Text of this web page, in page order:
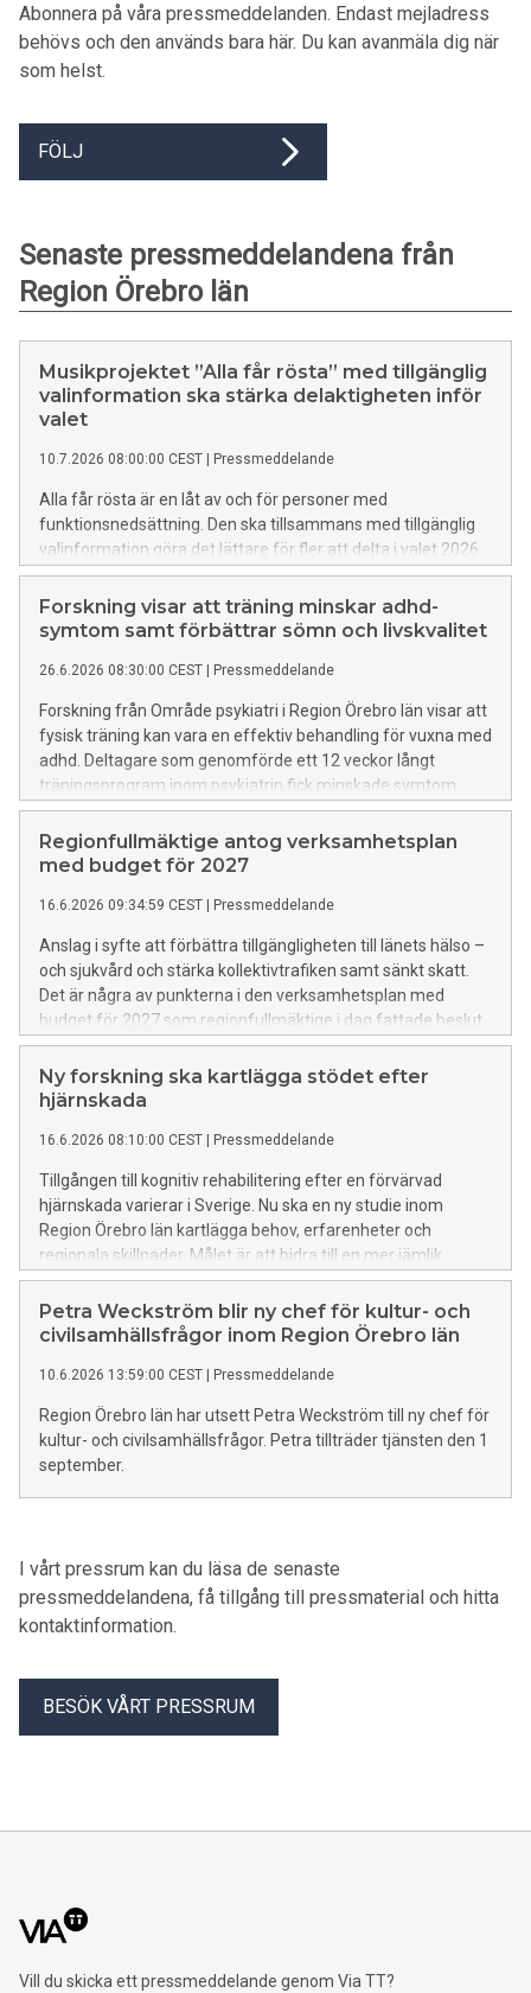
Abonnera på våra pressmeddelanden. Endast mejladress
behövs och den används bara här. Du kan avanmäla dig när
som helst.
FÖLJ
Senaste pressmeddelandena från
Region Örebro län
Musikprojektet ”Alla får rösta” med tillgänglig
valinformation ska stärka delaktigheten inför
valet
10.7.2026 08:00:00 CEST | Pressmeddelande
Alla får rösta är en låt av och för personer med
funktionsnedsättning. Den ska tillsammans med tillgänglig
valinformation göra det lättare för fler att delta i valet 2026.
Låten är ett resultat av Region Örebro läns
demokratisatsning till studieförbunden inför valet.
Forskning visar att träning minskar adhd-
symtom samt förbättrar sömn och livskvalitet
26.6.2026 08:30:00 CEST | Pressmeddelande
Forskning från Område psykiatri i Region Örebro län visar att
fysisk träning kan vara en effektiv behandling för vuxna med
adhd. Deltagare som genomförde ett 12 veckor långt
träningsprogram inom psykiatrin fick minskade symtom,
bättre sömn, ökad livskvalitet och en starkare förståelse för
hur de själva kan påverka sitt mående.
Regionfullmäktige antog verksamhetsplan
med budget för 2027
16.6.2026 09:34:59 CEST | Pressmeddelande
Anslag i syfte att förbättra tillgängligheten till länets hälso –
och sjukvård och stärka kollektivtrafiken samt sänkt skatt.
Det är några av punkterna i den verksamhetsplan med
budget för 2027 som regionfullmäktige i dag fattade beslut
om.
Ny forskning ska kartlägga stödet efter
hjärnskada
16.6.2026 08:10:00 CEST | Pressmeddelande
Tillgången till kognitiv rehabilitering efter en förvärvad
hjärnskada varierar i Sverige. Nu ska en ny studie inom
Region Örebro län kartlägga behov, erfarenheter och
regionala skillnader. Målet är att bidra till en mer jämlik
rehabilitering. Arbetsterapeut Helen Lindner har beviljats
nästan 160 000 kronor till studien från
Personskadeförbundet RTP.
Petra Weckström blir ny chef för kultur- och
civilsamhällsfrågor inom Region Örebro län
10.6.2026 13:59:00 CEST | Pressmeddelande
Region Örebro län har utsett Petra Weckström till ny chef för
kultur- och civilsamhällsfrågor. Petra tillträder tjänsten den 1
september.
I vårt pressrum kan du läsa de senaste
pressmeddelandena, få tillgång till pressmaterial och hitta
kontaktinformation.
BESÖK VÅRT PRESSRUM
Vill du skicka ett pressmeddelande genom Via TT?